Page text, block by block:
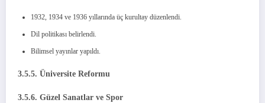
1932, 1934 ve 1936 yıllarında üç kurultay düzenlendi.
Dil politikası belirlendi.
Bilimsel yayınlar yapıldı.
3.5.5. Üniversite Reformu
3.5.6. Güzel Sanatlar ve Spor